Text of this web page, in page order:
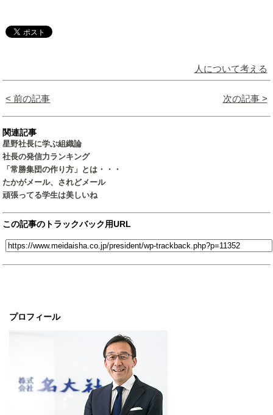
プロフィール
人について考える
< 前の記事 次の記事 >
関連記事
星野社長に学ぶ組織論
社長の発信力ランキング
「常勝集団の作り方」とは・・・
たかがメール、されどメール
頑張ってる学生は美しいね
この記事のトラックバック用URL